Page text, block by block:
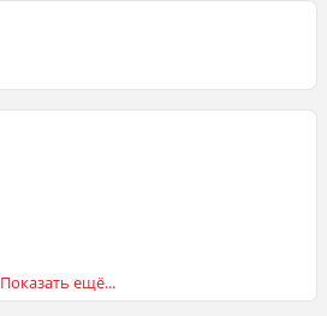
Показать ещё...